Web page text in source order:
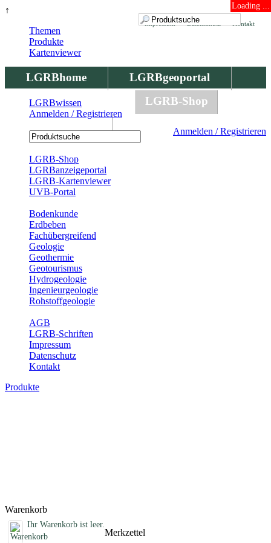
↑ Loading ...
Kontakt
Datenschutz
Impressum
LGRBhome
LGRBgeoportal
LGRBbohrungen
LGRB-Shop
Anmelden / Registrieren
Themen
Produkte
Kartenviewer
LGRBwissen
Anmelden / Registrieren
LGRB-Shop
LGRBanzeigeportal
LGRB-Kartenviewer
UVB-Portal
Bodenkunde
Erdbeben
Fachübergreifend
Geologie
Geothermie
Geotourismus
Hydrogeologie
Ingenieurgeologie
Rohstoffgeologie
AGB
LGRB-Schriften
Impressum
Datenschutz
Kontakt
Produkte
Warenkorb
Ihr Warenkorb ist leer.
Merkzettel